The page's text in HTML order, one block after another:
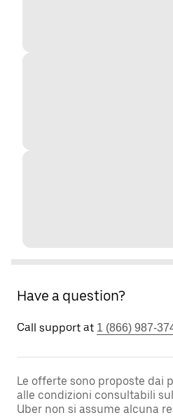
Have a question?
Call support at 1 (866) 987-
Le offerte sono proposte dai
alle condizioni consultabili
Uber non si assume alcuna